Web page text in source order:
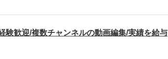
験歓迎/複数チャンネルの動画編集/実績を給与